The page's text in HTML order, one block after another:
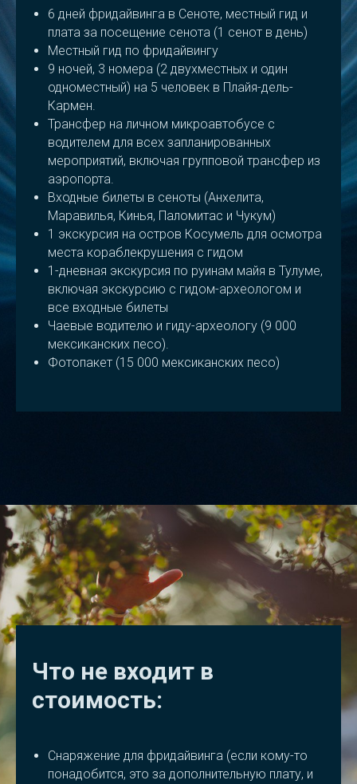
6 дней фридайвинга в Сеноте, местный гид и
плата за посещение сенота (1 сенот в день)
Местный гид по фридайвингу
9 ночей, 3 номера (2 двухместных и один
одноместный) на 5 человек в Плайя-дель-
Кармен.
Трансфер на личном микроавтобусе с
водителем для всех запланированных
мероприятий, включая групповой трансфер из
аэропорта.
Входные билеты в сеноты (Анхелита,
Маравилья, Кинья, Паломитас и Чукум)
1 экскурсия на остров Косумель для осмотра
места кораблекрушения с гидом
1-дневная экскурсия по руинам майя в Тулуме,
включая экскурсию с гидом-археологом и
все входные билеты
Чаевые водителю и гиду-археологу (9 000
мексиканских песо).
Фотопакет (15 000 мексиканских песо)
Что не входит в
стоимость:
Снаряжение для фридайвинга (если кому-то
понадобится, это за дополнительную плату, и